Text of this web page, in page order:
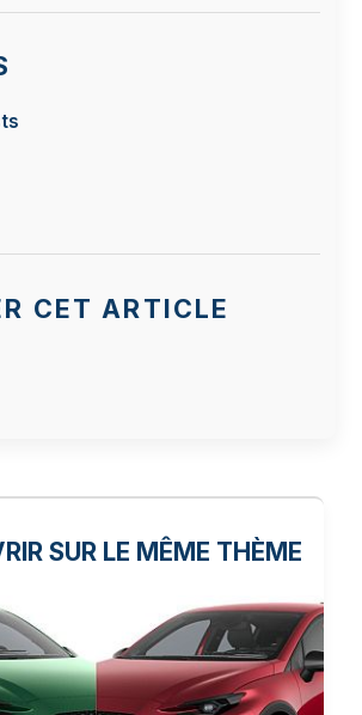
CET ARTICLE
SUR LE MÊME THÈME